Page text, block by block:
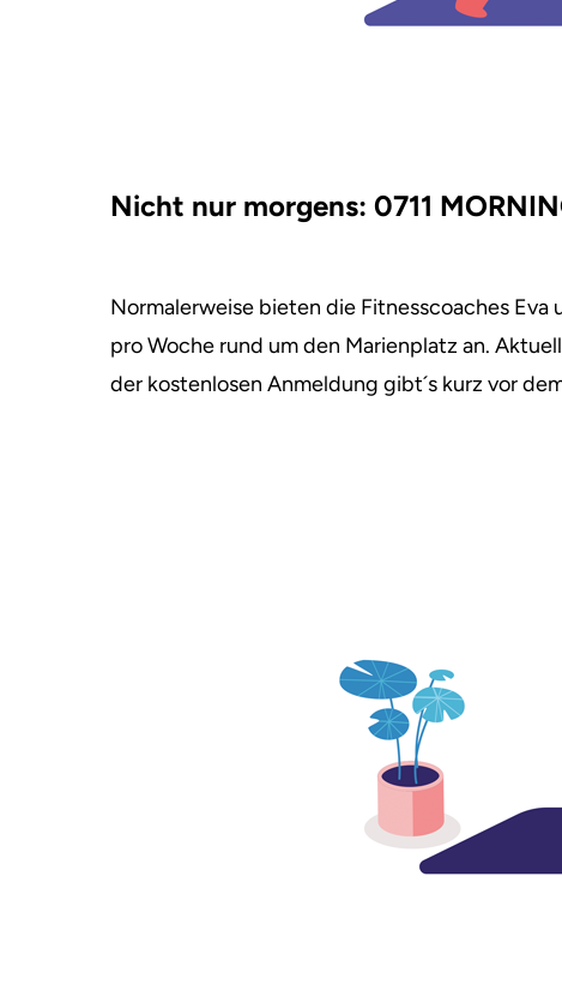
Nicht nur morgens: 0711
Normalerweise bieten die Fitnesscoaches Eva
pro Woche rund um den Marienplatz an.
der kostenlosen Anmeldung gibt´s kurz vor